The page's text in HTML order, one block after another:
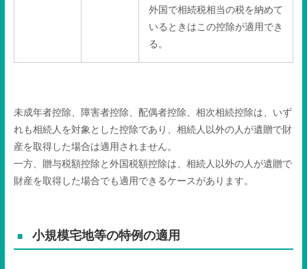
外国で相続税相当の税を納めて
いるときはこの控除が適用でき
る。
未成年者控除、障害者控除、配偶者控除、相次相続控除は、いず
れも相続人を対象とした控除であり、相続人以外の人が遺贈で財
産を取得した場合は適用されません。
一方、贈与税額控除と外国税額控除は、相続人以外の人が遺贈で
財産を取得した場合でも適用できるケースがあります。
小規模宅地等の特例の適用